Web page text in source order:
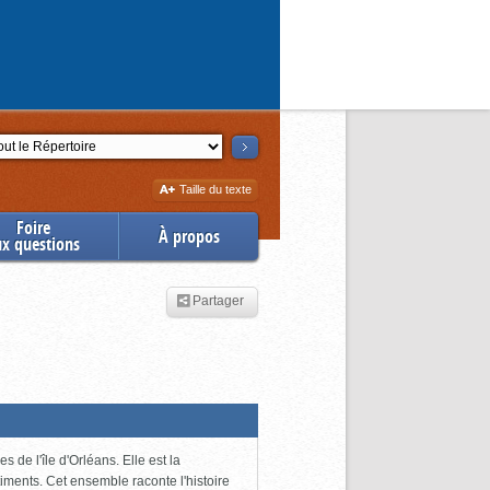
Augmenter
la
Taille du texte
Foire
questions À propos
Partager
de l'île d'Orléans. Elle est la
Cet ensemble raconte l'histoire